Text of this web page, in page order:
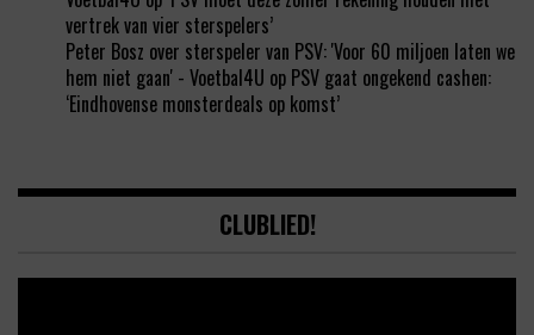
vertrek van vier sterspelers’
Peter Bosz over sterspeler van PSV: 'Voor 60 miljoen laten we
hem niet gaan' - Voetbal4U op PSV gaat ongekend cashen:
‘Eindhovense monsterdeals op komst’
CLUBLIED!